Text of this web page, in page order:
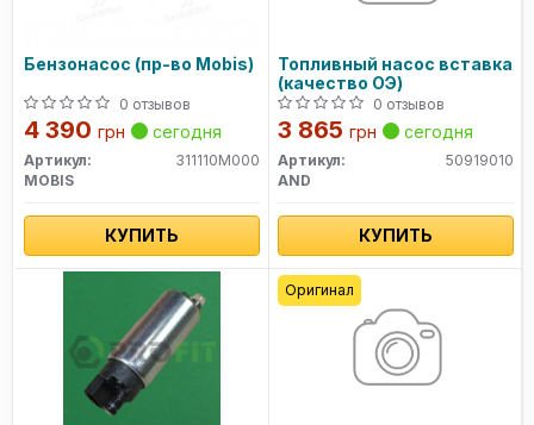
Бензонасос (пр-во Mobis)
0 отзывов
4 390 грн сегодня
Артикул:
311110M000
MOBIS
КУПИТЬ
Топливный насос вставка
(качество ОЭ)
0 отзывов
3 865 грн сегодня
Артикул:
50919010
AND
КУПИТЬ
Оригинал